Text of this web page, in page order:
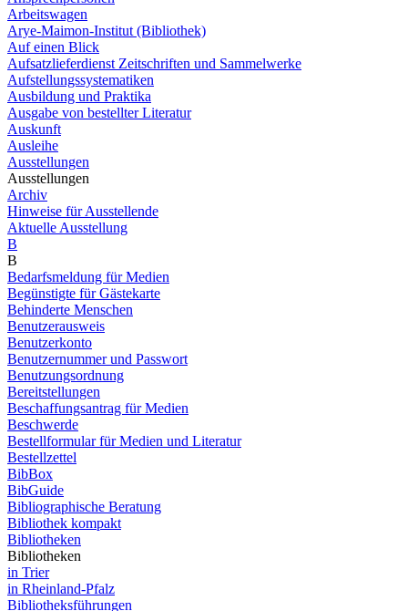
Arbeitswagen
Arye-Maimon-Institut (Bibliothek)
Auf einen Blick
Aufsatzlieferdienst Zeitschriften und Sammelwerke
Aufstellungssystematiken
Ausbildung und Praktika
Ausgabe von bestellter Literatur
Auskunft
Ausleihe
Ausstellungen
Ausstellungen
Archiv
Hinweise für Ausstellende
Aktuelle Ausstellung
B
B
Bedarfsmeldung für Medien
Begünstigte für Gästekarte
Behinderte Menschen
Benutzerausweis
Benutzerkonto
Benutzernummer und Passwort
Benutzungsordnung
Bereitstellungen
Beschaffungsantrag für Medien
Beschwerde
Bestellformular für Medien und Literatur
Bestellzettel
BibBox
BibGuide
Bibliographische Beratung
Bibliothek kompakt
Bibliotheken
Bibliotheken
in Trier
in Rheinland-Pfalz
Bibliotheksführungen